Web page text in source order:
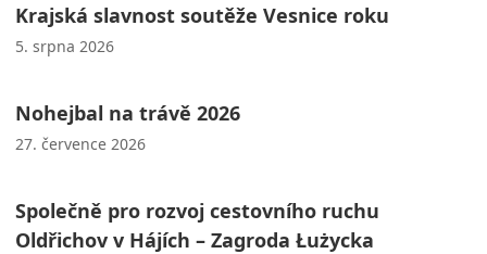
Krajská slavnost soutěže Vesnice roku
5. srpna 2026
Nohejbal na trávě 2026
27. července 2026
Společně pro rozvoj cestovního ruchu
Oldřichov v Hájích – Zagroda Łużycka